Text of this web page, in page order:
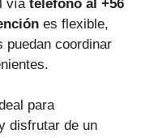
vía teléfono al +56
es flexible,
puedan coordinar
para
disfrutar de un